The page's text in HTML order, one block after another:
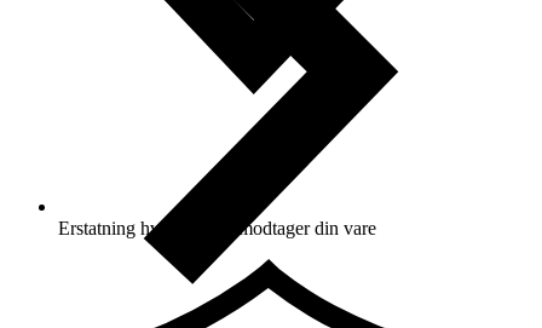
Erstatning hvis du ikke modtager din vare